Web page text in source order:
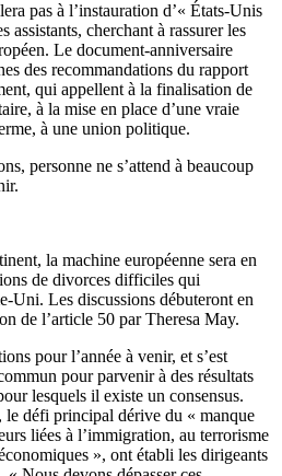
pas à l’instauration d’« États-Unis
assistants, cherchant à rassurer les
Le document-anniversaire
des recommandations du rapport
qui appellent à la finalisation de
à la mise en place d’une vraie
à une union politique.
personne ne s’attend à beaucoup
la machine européenne sera en
de divorces difficiles qui
Uni. Les discussions débuteront en
de l’article 50 par Theresa May.
pour l’année à venir, et s’est
pour parvenir à des résultats
lesquels il existe un consensus.
le défi principal dérive du « manque
liées à l’immigration, au terrorisme
», ont établi les dirigeants